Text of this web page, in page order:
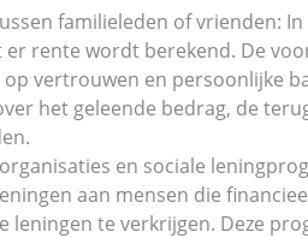
familieleden of vrienden:
er rente wordt berekend. De
op vertrouwen en persoonlijke
het geleende bedrag, de
en sociale
aan mensen die
leningen te verkrijgen. Deze